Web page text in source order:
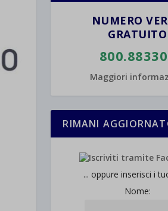
NUMERO
GRATUITO
Maggiori
RIMANI
... oppure inserisci i
Nome: